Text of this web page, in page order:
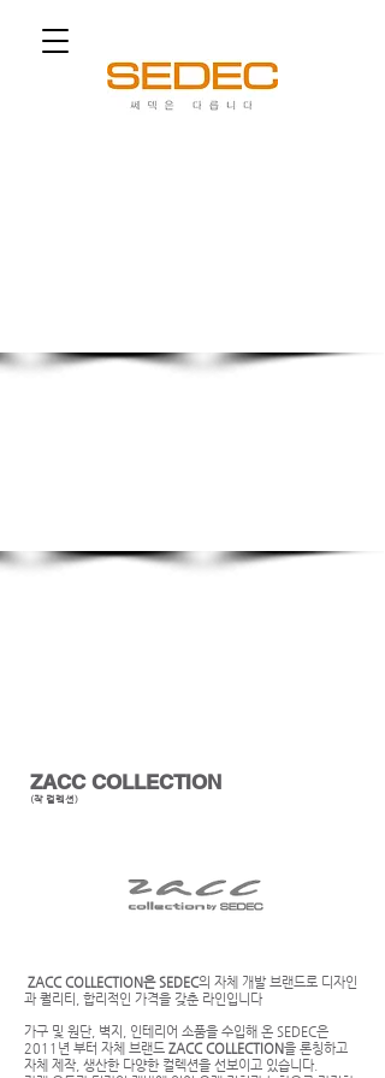
쎄덱은 다릅니다
ZACC COLLECTION
(작 컬렉션)
ZACC COLLECTION은SEDEC의 자체 개발 브랜드로 디자인
과 퀄리티, 합리적인 가격을 갖춘 라인입니다
가구 및 원단, 벽지, 인테리어 소품을 수입해 온 SEDEC은
2011년 부터 자체 브랜드 ZACC COLLECTION을 론칭하고
자체 제작, 생산한 다양한 컬렉션을 선보이고 있습니다.